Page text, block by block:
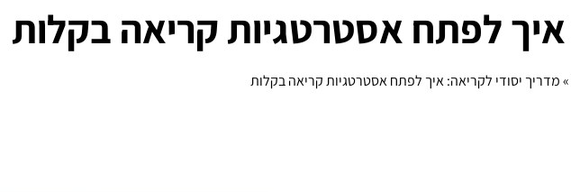
איך לפתח אסטרטגיות קריאה בקלות
»מדריך יסודי לקריאה: איך לפתח אסטרטגיות קריאה בקלות